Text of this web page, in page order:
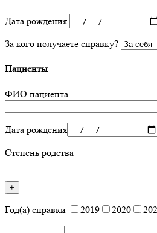
Дата рождения
За кого получаете справку?
Пациенты
ФИО пациента
Дата рождения
Степень родства
Год(а) справки 2019 2020